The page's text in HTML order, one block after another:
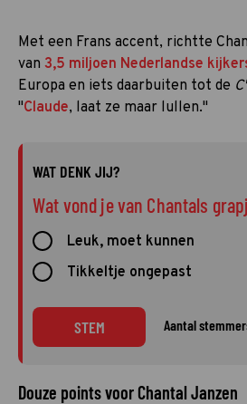
Met een Frans accent, richtte
van 3,5 miljoen Nederlandse
Europa en iets daarbuiten tot de
"Claude, laat ze maar lullen."
WAT DENK JIJ?
Wat vond je van Chantals
Leuk, moet kunnen
Tikkeltje ongepast
STEM Aantal
Douze points voor Chantal Janzen